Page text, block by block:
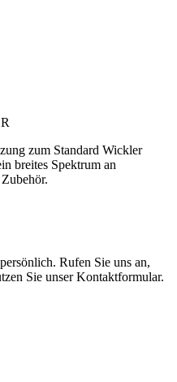
zum Standard Wickler
breites Spektrum an
Rufen Sie uns an,
Sie unser Kontaktformular.